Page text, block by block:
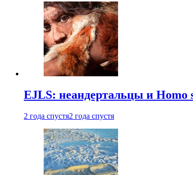
EJLS: неандертальцы и
2 года спустя2 года спустя